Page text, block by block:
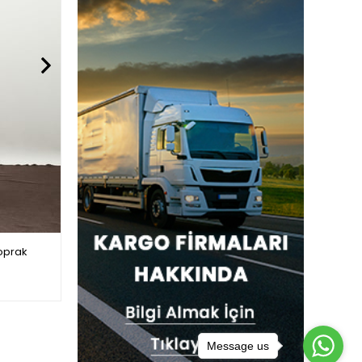
Balıkçı Yaka Tunik Takım Antrasit
$31.00
Message us